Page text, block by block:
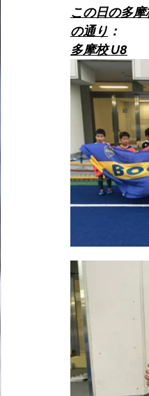
この日の多摩
の通り ：
多摩校 U8